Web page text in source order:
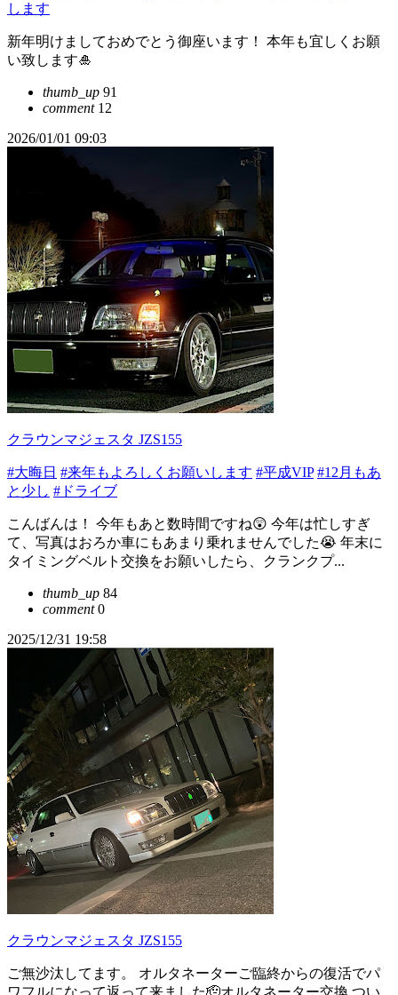
します
新年明けましておめでとう御座います！ 本年も宜しくお願
い致します🎍
thumb_up 91
comment12
2026/01/01 09:03
クラウンマジェスタ JZS155
#大晦日 #来年もよろしくお願いします #平成VIP #12月もあ
と少し #ドライブ
こんばんは！ 今年もあと数時間ですね😲 今年は忙しすぎ
て、写真はおろか車にもあまり乗れませんでした😭 年末に
タイミングベルト交換をお願いしたら、クランクプ...
thumb_up 84
comment0
2025/12/31 19:58
クラウンマジェスタ JZS155
ご無沙汰してます。 オルタネーターご臨終からの復活でパ
ワフルになって返って来ました🫡オルタネーター交換 つい